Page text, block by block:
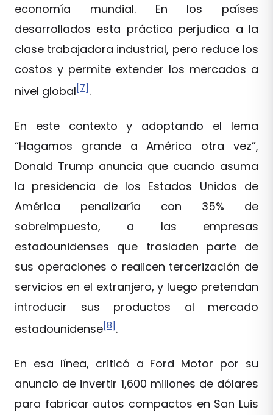
economía mundial. En los países
desarrollados esta práctica perjudica a la
clase trabajadora industrial, pero reduce los
costos y permite extender los mercados a
nivel global[7].
En este contexto y adoptando el lema
“Hagamos grande a América otra vez”,
Donald Trump anuncia que cuando asuma
la presidencia de los Estados Unidos de
América penalizaría con 35% de
sobreimpuesto, a las empresas
estadounidenses que trasladen parte de
sus operaciones o realicen tercerización de
servicios en el extranjero, y luego pretendan
introducir sus productos al mercado
estadounidense[8].
En esa línea, criticó a Ford Motor por su
anuncio de invertir 1,600 millones de dólares
para fabricar autos compactos en San Luis